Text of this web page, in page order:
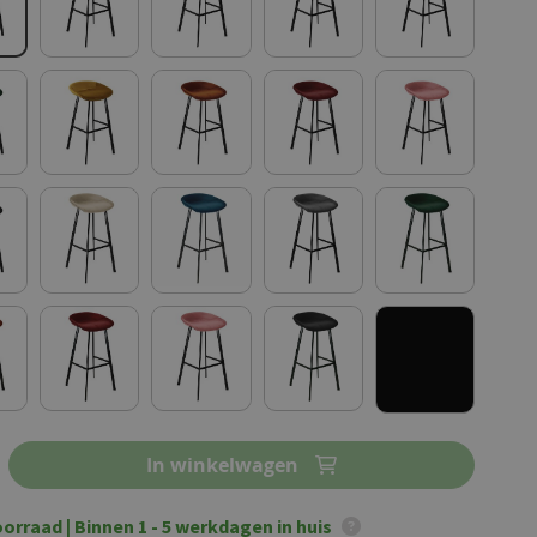
In winkelwagen
| Binnen 1 - 5 werkdagen in huis